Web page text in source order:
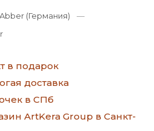
Abber (Германия)
—
в подарок
доставка
в СПб
ArtKera Group в Санкт-